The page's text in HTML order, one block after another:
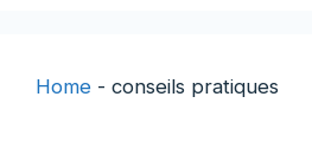
Home - conseils pratiques